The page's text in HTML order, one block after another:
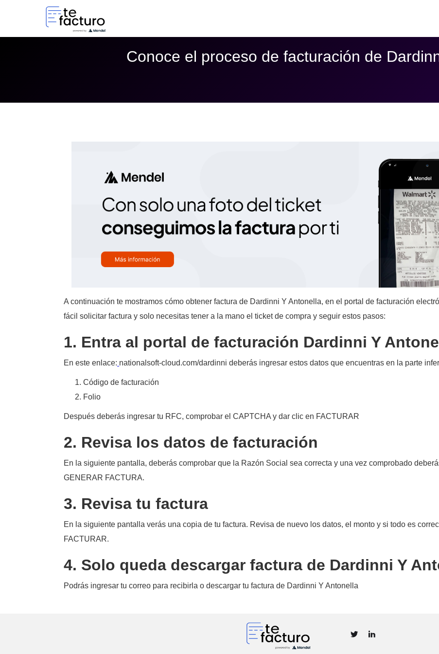
Conoce el proceso de facturación de
A continuación te mostramos cómo obtener factura de Dardinni Y Antonella, en el portal de facturación
fácil solicitar factura y solo necesitas tener a la mano el ticket de compra y seguir estos pasos:​
1. Entra al portal de facturación Dardinni Y
En este enlace: nationalsoft-cloud.com/dardinni deberás ingresar estos datos que encuentras en la parte
Código de facturación
Folio
Después deberás ingresar tu RFC, comprobar el CAPTCHA y dar clic en FACTURAR
2. Revisa los datos de facturación
En la siguiente pantalla, deberás comprobar que la Razón Social sea correcta y una vez comprobado
GENERAR FACTURA.
3. Revisa tu factura
En la siguiente pantalla verás una copia de tu factura. Revisa de nuevo los datos, el monto y si todo es
FACTURAR.
4. Solo queda descargar factura de Dardinni Y
Podrás ingresar tu correo para recibirla o descargar tu factura de Dardinni Y Antonella